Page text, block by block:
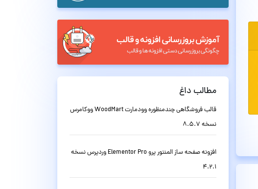
مطالب داغ
قالب فروشگاهی چندمنظوره وودمارت WoodMart ووکامرس
نسخه 8.5.7
افزونه صفحه ساز المنتور پرو Elementor Pro وردپرس نسخه
4.2.1